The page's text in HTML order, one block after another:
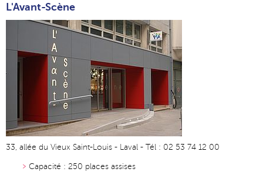
L'Avant-Scène
33, allée du Vieux Saint-Louis - Laval - Tél : 02 53 74 12 00
Capacité : 250 places assises